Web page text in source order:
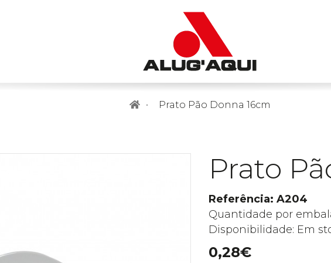
Prato Pão Donna 16cm
Prato
Referência: A204
Quantidade por
Disponibilidade: Em
0,28€